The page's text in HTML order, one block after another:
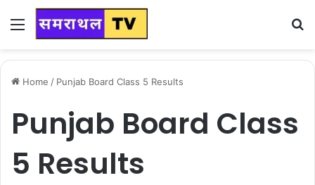
Menu
Home / Punjab Board Class 5 Results
Punjab Board Class
5 Results